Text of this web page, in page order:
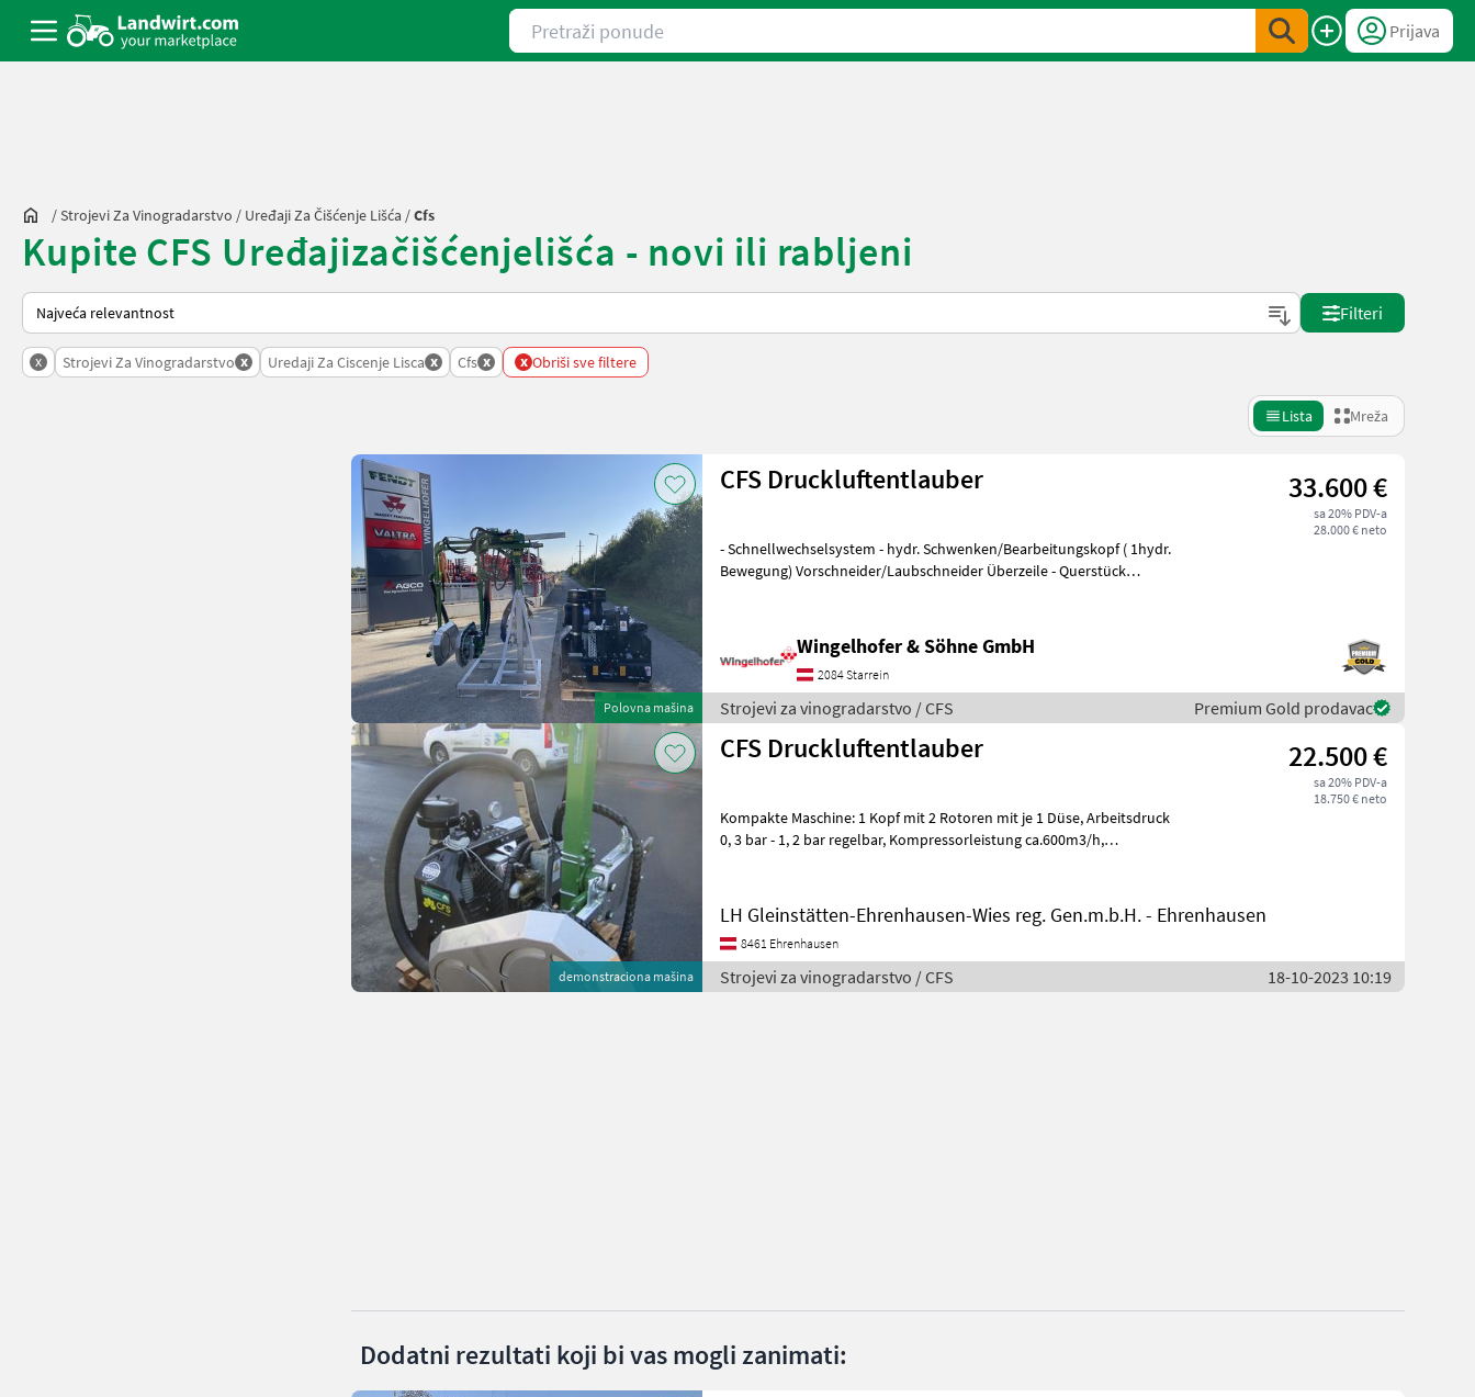
Pretraži ponude
Prijava
/Strojevi Za Vinogradarstvo / Uređaji Za Čišćenje Lišća /Cfs
Kupite CFS Uređajizačišćenjelišća - novi ili rabljeni
Način na koji sortira Landwirt.com
Filteri
x Strojevi Za Vinogradarstvo x Uredaji Za Ciscenje Lisca x Cfs x x Obriši sve filtere
Lista Mreža
Polovna mašina
CFS Druckluftentlauber 33.600 €
sa 20% PDV-a
28.000 € neto
- Schnellwechselsystem - hydr. Schwenken/Bearbeitungskopf ( 1hydr.
Bewegung) Vorschneider/Laubschneider Überzeile - Querstück
Wingelhofer & Söhne GmbH
2084 Starrein
Strojevi za vinogradarstvo / CFS Premium Gold prodavac
demonstraciona mašina
CFS Druckluftentlauber 22.500 €
sa 20% PDV-a
18.750 € neto
Kompakte Maschine: 1 Kopf mit 2 Rotoren mit je 1 Düse, Arbeitsdruck
0, 3 bar - 1, 2 bar regelbar, Kompressorleistung ca.600m3/h,
LH Gleinstätten-Ehrenhausen-Wies reg. Gen.m.b.H. - Ehrenhausen
8461 Ehrenhausen
Strojevi za vinogradarstvo / CFS 18-10-2023 10:19
Dodatni rezultati koji bi vas mogli zanimati: